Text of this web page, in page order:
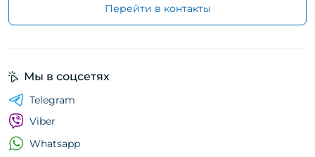
Перейти в контакты
Мы в соцсетях
Telegram
Viber
Whatsapp